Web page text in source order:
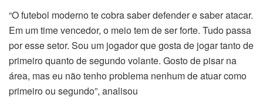
“O futebol moderno te cobra saber defender e saber atacar.
Em um time vencedor, o meio tem de ser forte. Tudo passa
por esse setor. Sou um jogador que gosta de jogar tanto de
primeiro quanto de segundo volante. Gosto de pisar na
área, mas eu não tenho problema nenhum de atuar como
primeiro ou segundo”, analisou